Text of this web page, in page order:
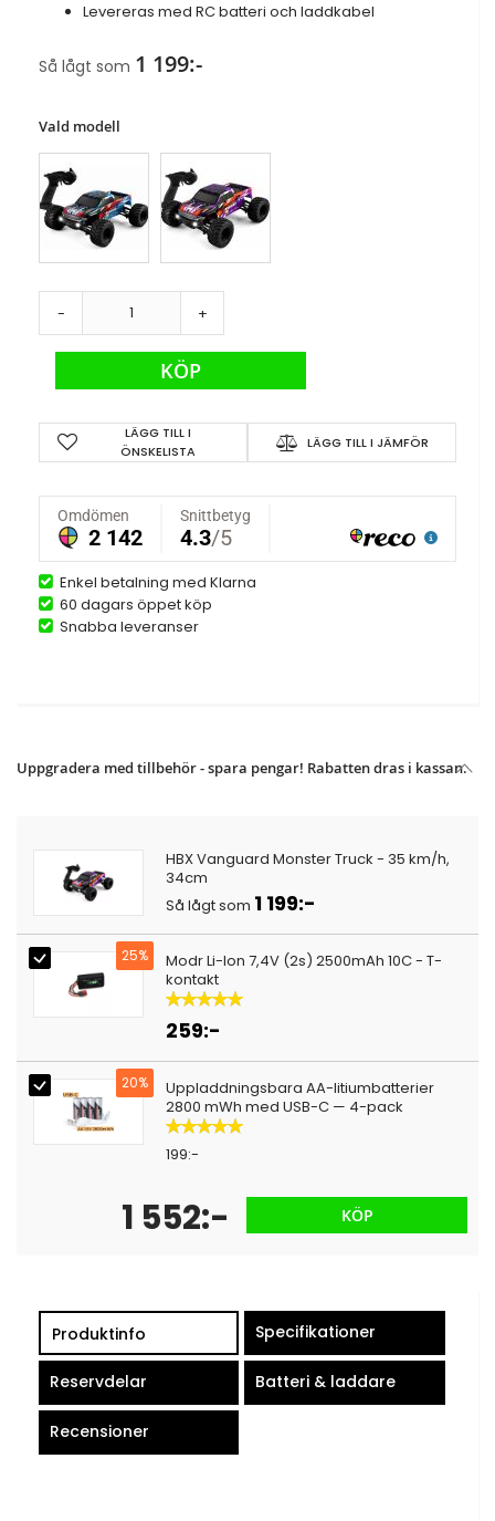
Levereras med RC batteri och laddkabel
Så lågt som 1 199:-
Vald modell
- +
KÖP
LÄGG TILL I
ÖNSKELISTA
LÄGG TILL I JÄMFÖR
Enkel betalning med Klarna
60 dagars öppet köp
Snabba leveranser
Uppgradera med tillbehör - spara pengar! Rabatten dras i kassan.
HBX Vanguard Monster Truck - 35 km/h,
34cm
Så lågt som 1 199:-
25%
Modr Li-Ion 7,4V (2s) 2500mAh 10C - T-
kontakt
Betyg:
259:-
20%
Uppladdningsbara AA-litiumbatterier
2800 mWh med USB-C — 4-pack
Betyg:
199:-
1 552:- KÖP
Produktinfo Specifikationer
Reservdelar Batteri & laddare
Recensioner